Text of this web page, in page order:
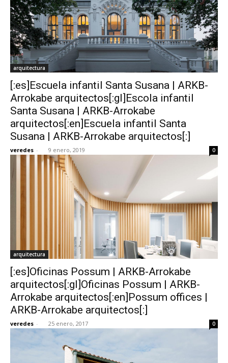
arquitectura
[:es]Escuela infantil Santa Susana | ARKB-
Arrokabe arquitectos[:gl]Escola infantil
Santa Susana | ARKB-Arrokabe
arquitectos[:en]Escuela infantil Santa
Susana | ARKB-Arrokabe arquitectos[:]
veredes - 9 enero, 2019 0
arquitectura
[:es]Oficinas Possum | ARKB-Arrokabe
arquitectos[:gl]Oficinas Possum | ARKB-
Arrokabe arquitectos[:en]Possum offices |
ARKB-Arrokabe arquitectos[:]
veredes - 25 enero, 2017 0